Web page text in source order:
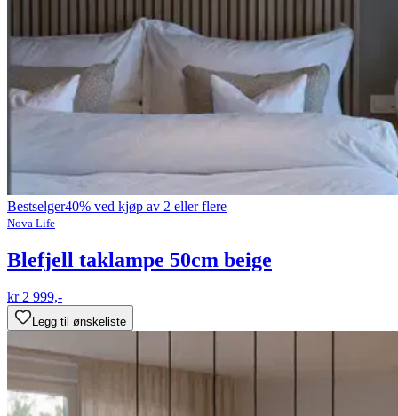
Bestselger40% ved kjøp av 2 eller flere
Nova Life
Blefjell taklampe 50cm beige
kr 2 999,-
Legg til ønskeliste